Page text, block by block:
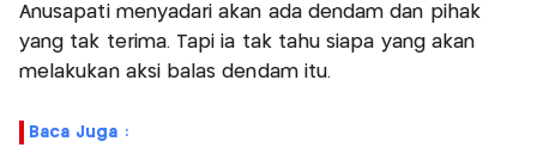
Anusapati menyadari akan ada dendam dan pihak
yang tak terima. Tapi ia tak tahu siapa yang akan
melakukan aksi balas dendam itu.
Baca Juga :